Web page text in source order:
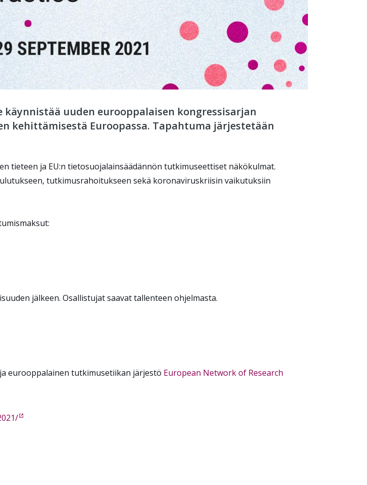
käynnistää uuden eurooppalaisen kongressisarjan
Euroopassa. Tapahtuma järjestetään
tieteen ja EU:n tietosuojalainsäädännön tutkimuseettiset näkökulmat.
tutkimusrahoitukseen sekä koronaviruskriisin vaikutuksiin
jälkeen. Osallistujat saavat tallenteen ohjelmasta.
eurooppalainen tutkimusetiikan järjestö European Network of Research